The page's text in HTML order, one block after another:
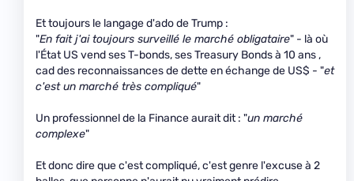
Et toujours le langage d'ado de Trump :
"En fait j'ai toujours surveillé le marché obligataire" - là où
l'État US vend ses T-bonds, ses Treasury Bonds à 10 ans ,
cad des reconnaissances de dette en échange de US$ - "et
c'est un marché très compliqué"
Un professionnel de la Finance aurait dit : "un marché
complexe"
Et donc dire que c'est compliqué, c'est genre l'excuse à 2